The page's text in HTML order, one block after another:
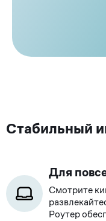
Стабильный
Для
Смотрите
Роутер